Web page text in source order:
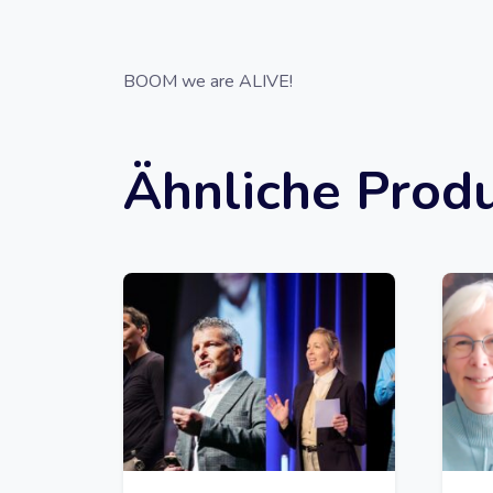
BOOM we are ALIVE!
Ähnliche